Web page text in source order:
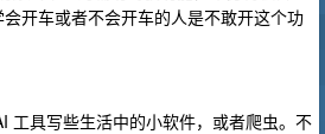
开车或者不会开车的人是不敢开这个功
工具写些生活中的小软件，或者爬虫。不